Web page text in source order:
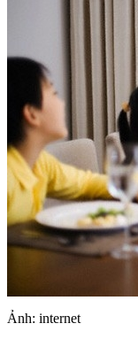
Ảnh: internet